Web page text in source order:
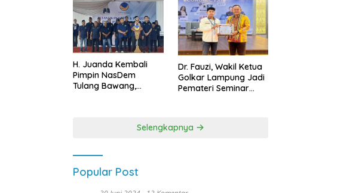
H. Juanda Kembali
Pimpin NasDem
Tulang Bawang,
Dr. Fauzi, Wakil Ketua
Golkar Lampung Jadi
Pemateri Seminar
Kebangsaan
Selengkapnya
Popular Post